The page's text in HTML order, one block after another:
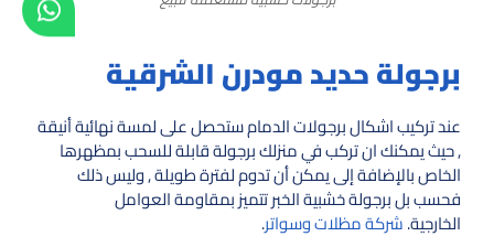
برجولة حديد مودرن الشرقية
عند تركيب اشكال برجولات الدمام ستحصل على لمسة نهائية أنيقة
, حيث يمكنك ان تركب في منزلك برجولة قابلة للسحب بمظهرها
الخاص بالإضافة إلى يمكن أن تدوم لفترة طويلة , وليس ذلك
فحسب بل برجولة خشبية الخبر تتميز بمقاومة العوامل
الخارجية.شركة مظلات وسواتر.